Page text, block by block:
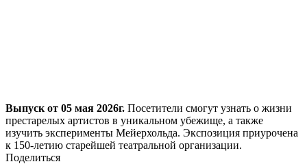
Выпуск от 05 мая 2026г. Посетители смогут узнать о жизни
престарелых артистов в уникальном убежище, а также
изучить эксперименты Мейерхольда. Экспозиция приурочена
к 150-летию старейшей театральной организации.
Поделиться